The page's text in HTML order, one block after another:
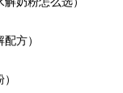
方）